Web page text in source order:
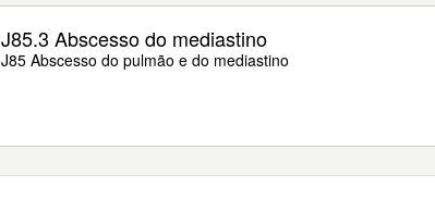
J85.3 Abscesso do mediastino
J85 Abscesso do pulmão e do mediastino